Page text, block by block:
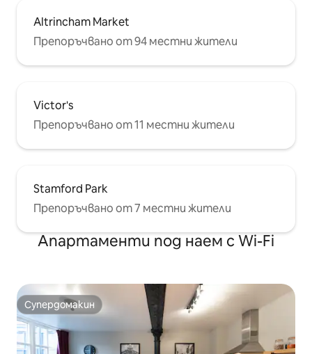
Altrincham Market
Препоръчвано от 94 местни жители
Victor's
Препоръчвано от 11 местни жители
Stamford Park
Препоръчвано от 7 местни жители
Апартаменти под наем с Wi-Fi
Супердомакин
Супердомакин